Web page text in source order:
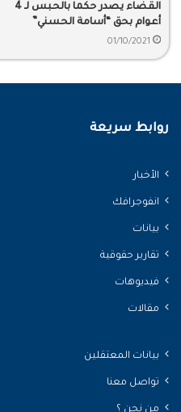
القضاء يصدر حكما بالحبس لـ 4
أعوام بحق “أسامة الحسني”
01/10/2021
روابط سريعة
الأخبار
انفوجرافك
بيانات
تقارير حقوقية
فيديوهات
مقالات
بيانات المعتقلين
تواصل معنا
من نحن ؟